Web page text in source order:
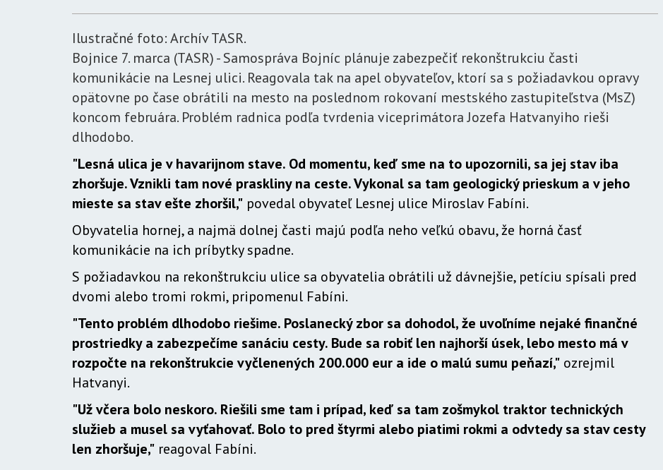
Ilustračné foto: Archív TASR.
Bojnice 7. marca (TASR) - Samospráva Bojníc plánuje zabezpečiť rekonštrukciu časti
komunikácie na Lesnej ulici. Reagovala tak na apel obyvateľov, ktorí sa s požiadavkou opravy
opätovne po čase obrátili na mesto na poslednom rokovaní mestského zastupiteľstva (MsZ)
koncom februára. Problém radnica podľa tvrdenia viceprimátora Jozefa Hatvanyiho rieši
dlhodobo.
"Lesná ulica je v havarijnom stave. Od momentu, keď sme na to upozornili, sa jej stav iba
zhoršuje. Vznikli tam nové praskliny na ceste. Vykonal sa tam geologický prieskum a v jeho
mieste sa stav ešte zhoršil," povedal obyvateľ Lesnej ulice Miroslav Fabíni.
Obyvatelia hornej, a najmä dolnej časti majú podľa neho veľkú obavu, že horná časť
komunikácie na ich príbytky spadne.
S požiadavkou na rekonštrukciu ulice sa obyvatelia obrátili už dávnejšie, petíciu spísali pred
dvomi alebo tromi rokmi, pripomenul Fabíni.
"Tento problém dlhodobo riešime. Poslanecký zbor sa dohodol, že uvoľníme nejaké finančné
prostriedky a zabezpečíme sanáciu cesty. Bude sa robiť len najhorší úsek, lebo mesto má v
rozpočte na rekonštrukcie vyčlenených 200.000 eur a ide o malú sumu peňazí," ozrejmil
Hatvanyi.
"Už včera bolo neskoro. Riešili sme tam i prípad, keď sa tam zošmykol traktor technických
služieb a musel sa vyťahovať. Bolo to pred štyrmi alebo piatimi rokmi a odvtedy sa stav cesty
len zhoršuje," reagoval Fabíni.